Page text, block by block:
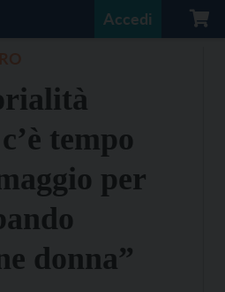
Accedi
tempo
per
donna”